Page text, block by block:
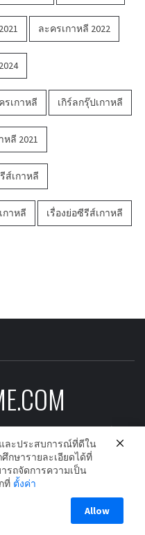
ละครเกาหลี 2022
เกาหลี เกิร์ลกรุ๊ปเกาหลี
หลี 2021
ส์เกาหลี
กาหลี เรื่องย่อซีรีส์เกาหลี
ดาราเกาหลี ซีรีย์
กร้องเกาหลีก่อนใคร
Elegant Magazine
ละประสบการณ์ที่ดีใน
กษารายละเอียดได้ที่
รถจัดการความเป็น
ที่ ตั้งค่า
Allow